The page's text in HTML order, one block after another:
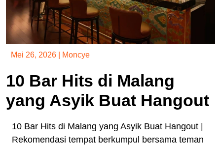
Mei 26, 2026 Moncye
10 Bar Hits di Malang
yang Asyik Buat Hangout
10 Bar Hits di Malang yang Asyik Buat Hangout
Rekomendasi tempat berkumpul bersama teman